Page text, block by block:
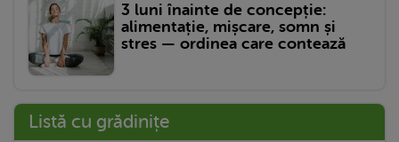
3 luni înainte de concepție:
alimentație, mișcare, somn și
stres — ordinea care contează
Listă cu grădinițe